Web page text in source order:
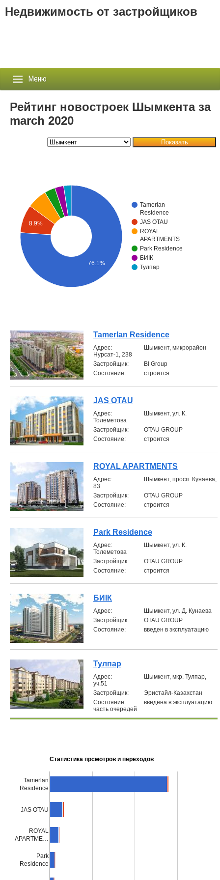
Недвижимость от застройщиков
Меню
Застройщики
Новостройки
Агентства
Объявления
Кабинет
Рейтинг новостроек Шымкента за
march 2020
Показать
Tamerlan
Residence
JAS OTAU
ROYAL
APARTMENTS
Park Residence
БИIК
Тулпар
8.9%
76.1%
Tamerlan Residence
Aдрес:
Шымкент, микрорайон
Нурсат-1, 238
Застройщик:
BI Group
Состояние:
строится
JAS OTAU
Aдрес:
Шымкент, ул. К.
Толеметова
Застройщик:
OTAU GROUP
Состояние:
строится
ROYAL APARTMENTS
Aдрес:
Шымкент, просп. Кунаева,
83
Застройщик:
OTAU GROUP
Состояние:
строится
Park Residence
Aдрес:
Шымкент, ул. К.
Толеметова
Застройщик:
OTAU GROUP
Состояние:
строится
БИIК
Aдрес:
Шымкент, ул. Д. Кунаева
Застройщик:
OTAU GROUP
Состояние:
введен в эксплуатацию
Тулпар
Aдрес:
Шымкент, мкр. Тулпар,
уч.51
Застройщик:
Эристайл-Казахстан
Состояние:
введена в эксплуатацию
часть очередей
Статистика прсмотров и переходов
Tamerlan
Residence
JAS OTAU
ROYAL
APARTME…
Park
Residence